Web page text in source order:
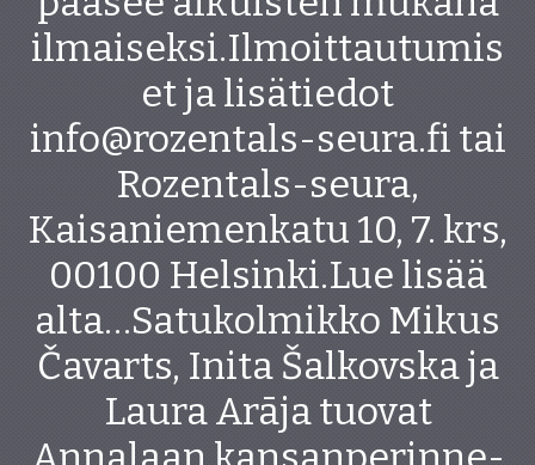
ilmaiseksi.Ilmoittautumis
et ja lisätiedot
info@rozentals-seura.fi tai
Rozentals-seura,
Kaisaniemenkatu 10, 7. krs,
00100 Helsinki.Lue lisää
alta…Satukolmikko Mikus
Čavarts, Inita Šalkovska ja
Laura Arāja tuovat